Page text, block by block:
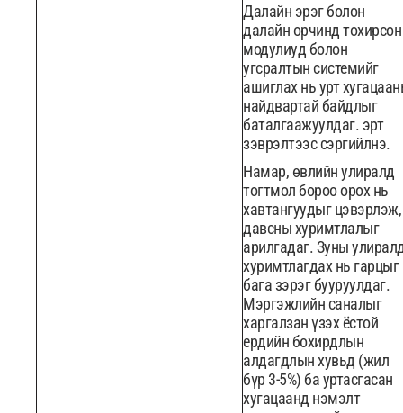
Далайн эрэг болон
далайн орчинд тохирсон
модулиуд болон
угсралтын системийг
ашиглах нь урт
найдвартай байдлыг
баталгаажуулдаг. эрт
зэврэлтээс сэргийлнэ.
Намар, өвлийн улиралд
тогтмол бороо орох нь
хавтангуудыг цэвэрлэж,
давсны хуримтлалыг
арилгадаг. Зуны
хуримтлагдах нь гарцыг
бага зэрэг бууруулдаг.
Мэргэжлийн саналыг
харгалзан үзэх ёстой
ердийн бохирдлын
алдагдлын хувьд (жил
бүр 3-5%) ба уртасгасан
хугацаанд нэмэлт